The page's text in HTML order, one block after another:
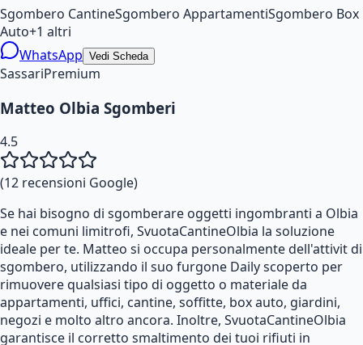
Sgombero CantineSgombero AppartamentiSgombero Box
Auto+1 altri
WhatsApp Vedi Scheda
SassariPremium
Matteo Olbia Sgomberi
4.5
(12 recensioni Google)
Se hai bisogno di sgomberare oggetti ingombranti a Olbia
e nei comuni limitrofi, SvuotaCantineOlbia la soluzione
ideale per te. Matteo si occupa personalmente dell'attivit di
sgombero, utilizzando il suo furgone Daily scoperto per
rimuovere qualsiasi tipo di oggetto o materiale da
appartamenti, uffici, cantine, soffitte, box auto, giardini,
negozi e molto altro ancora. Inoltre, SvuotaCantineOlbia
garantisce il corretto smaltimento dei tuoi rifiuti in